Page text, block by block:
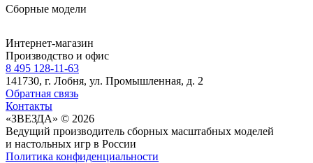
Сборные модели
Интернет-магазин
Производство и офис
8 495 128-11-63
141730, г. Лобня, ул. Промышленная, д. 2
Обратная связь
Контакты
«ЗВЕЗДА» © 2026
Ведущий производитель сборных масштабных моделей
и настольных игр в России
Политика конфиденциальности